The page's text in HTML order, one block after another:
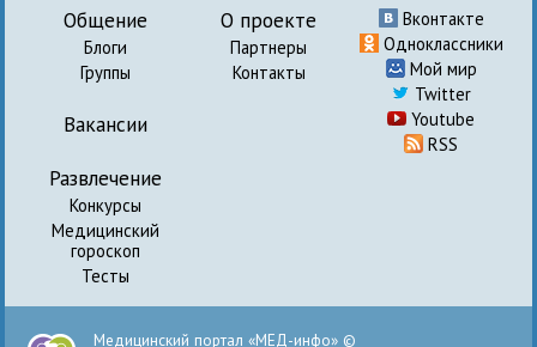
Общение
Блоги
Группы
Вакансии
Развлечение
Конкурсы
Медицинский
гороскоп
Тесты
О проекте
Партнеры
Контакты
Вконтакте
Одноклассники
Мой мир
Twitter
Youtube
RSS
Медицинский портал «МЕД-инфо» ©